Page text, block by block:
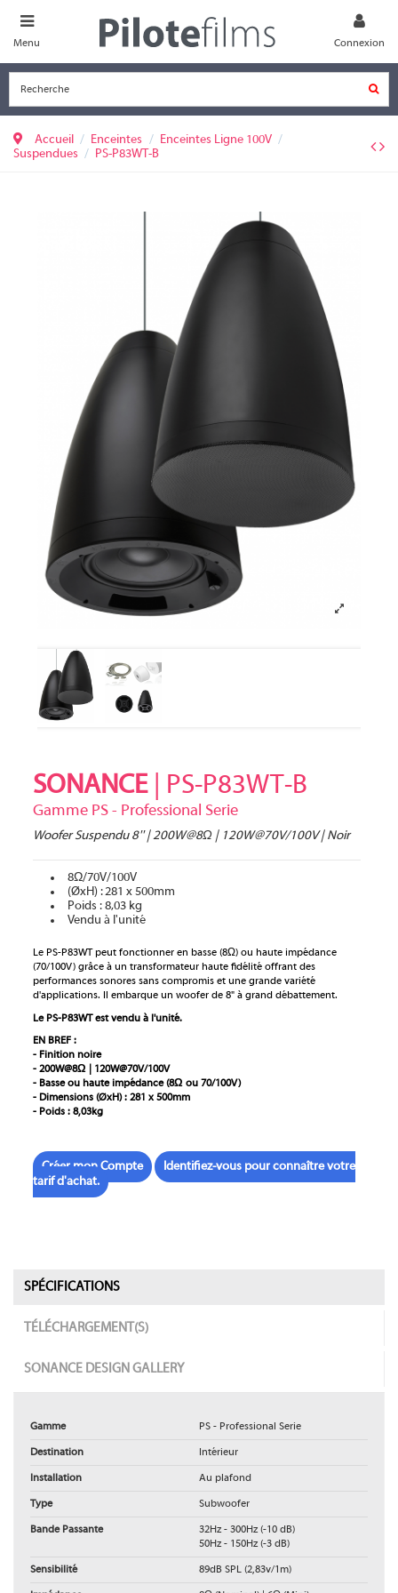
Menu Connexion
Accueil Enceintes
Enceintes Ligne 100V
Suspendues
PS-P83WT-B
SONANCE| PS-P83WT-B
Gamme PS - Professional Serie
Woofer Suspendu 8'' | 200W@8Ω | 120W@70V/100V | Noir
8Ω/70V/100V
(ØxH) : 281 x 500mm
Poids : 8,03 kg
Vendu à l'unité
Le PS-P83WT peut fonctionner en basse (8Ω) ou haute impédance
(70/100V) grâce à un transformateur haute fidélité offrant des
performances sonores sans compromis et une grande variété
d'applications. Il embarque un woofer de 8" à grand débattement.
Le PS-P83WT est vendu à l'unité.
EN BREF :
- Finition noire
- 200W@8Ω | 120W@70V/100V
- Basse ou haute impédance (8Ω ou 70/100V)
- Dimensions (ØxH) : 281 x 500mm
- Poids : 8,03kg
Créer mon Compte
Identifiez-vous pour connaître votre
tarif d'achat.
SPÉCIFICATIONS
TÉLÉCHARGEMENT(S)
SONANCE DESIGN GALLERY
Gamme PS - Professional Serie
Destination Intérieur
Installation Au plafond
Type Subwoofer
Bande Passante
32Hz - 300Hz (-10 dB)
50Hz - 150Hz (-3 dB)
Sensibilité 89dB SPL (2,83v/1m)